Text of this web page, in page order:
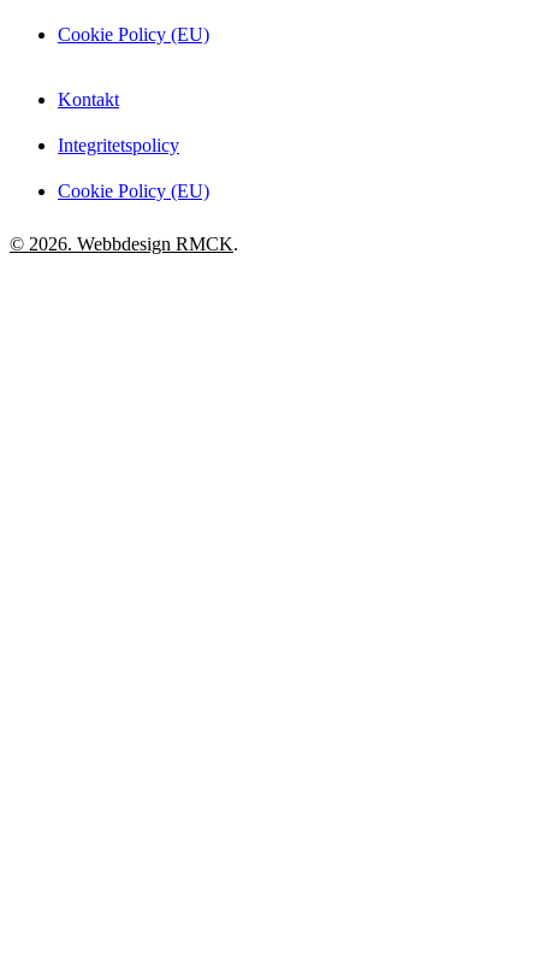
Cookie Policy (EU)
Kontakt
Integritetspolicy
Cookie Policy (EU)
© 2026. Webbdesign RMCK.